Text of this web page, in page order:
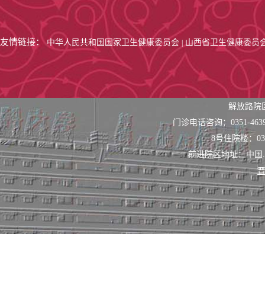
友情链接：中华人民共和国国家卫生健康委员会 山西省卫生健康委员
解放路
门诊电话咨询：0351-
8号住院楼：
前进院区地址：中